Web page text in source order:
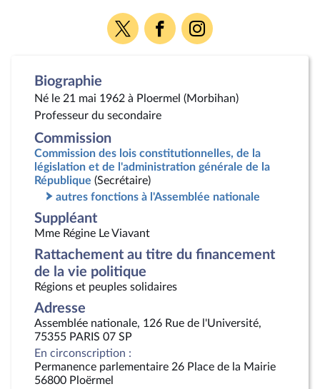
Voir
la
Voir
la
Voir
la
Biographie
Né le 21 mai 1962 à Ploermel (Morbihan)
Professeur du secondaire
Commission
Commission des lois constitutionnelles, de la
législation et de l'administration générale de la
République (Secrétaire)
autres fonctions à l'Assemblée nationale
Suppléant
Mme Régine Le Viavant
Rattachement au titre du financement
de la vie politique
Régions et peuples solidaires
Adresse
Assemblée nationale, 126 Rue de l'Université,
75355 PARIS 07 SP
En circonscription :
Permanence parlementaire 26 Place de la Mairie
56800 Ploërmel